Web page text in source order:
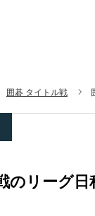
囲碁 タイトル戦
のリーグ